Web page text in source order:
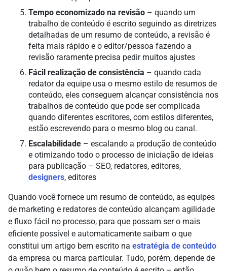
Tempo economizado na revisão – quando um
trabalho de conteúdo é escrito seguindo as diretrizes
detalhadas de um resumo de conteúdo, a revisão é
feita mais rápido e o editor/pessoa fazendo a
revisão raramente precisa pedir muitos ajustes
Fácil realização de consistência – quando cada
redator da equipe usa o mesmo estilo de resumos de
conteúdo, eles conseguem alcançar consistência nos
trabalhos de conteúdo que pode ser complicada
quando diferentes escritores, com estilos diferentes,
estão escrevendo para o mesmo blog ou canal.
Escalabilidade – escalando a produção de conteúdo
e otimizando todo o processo de iniciação de ideias
para publicação – SEO, redatores, editores,
designers, editores
Quando você fornece um resumo de conteúdo, as equipes
de marketing e redatores de conteúdo alcançam agilidade
e fluxo fácil no processo, para que possam ser o mais
eficiente possível e automaticamente saibam o que
constitui um artigo bem escrito na estratégia de conteúdo
da empresa ou marca particular. Tudo, porém, depende de